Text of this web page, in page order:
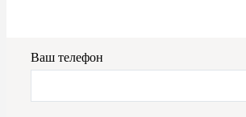
Ваш телефон